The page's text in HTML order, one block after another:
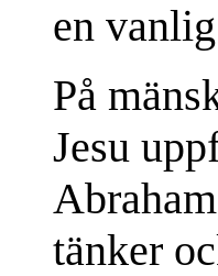
en
På
Jesu
tänker